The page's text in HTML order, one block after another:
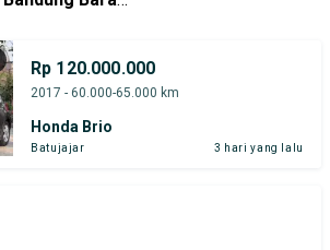
Rp 120.000.000
2017 - 60.000-65.000 km
Honda Brio
Batujajar 3 hari yang lalu